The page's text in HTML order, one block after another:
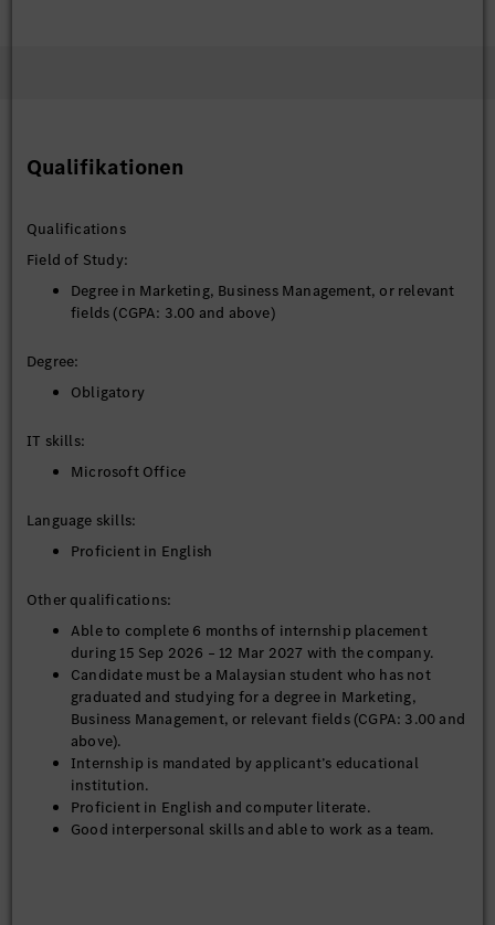
Qualifikationen
Qualifications
Field of Study:
Degree in Marketing, Business Management, or relevant
fields (CGPA: 3.00 and above)
Degree:
Obligatory
IT skills:
Microsoft Office
Language skills:
Proficient in English
Other qualifications:
Able to complete 6 months of internship placement
during 15 Sep 2026 – 12 Mar 2027 with the company.
Candidate must be a Malaysian student who has not
graduated and studying for a degree in Marketing,
Business Management, or relevant fields (CGPA: 3.00 and
above).
Internship is mandated by applicant’s educational
institution.
Proficient in English and computer literate.
Good interpersonal skills and able to work as a team.